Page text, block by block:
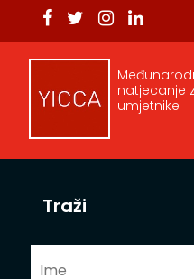
natjecanje
umjetnike
Traži